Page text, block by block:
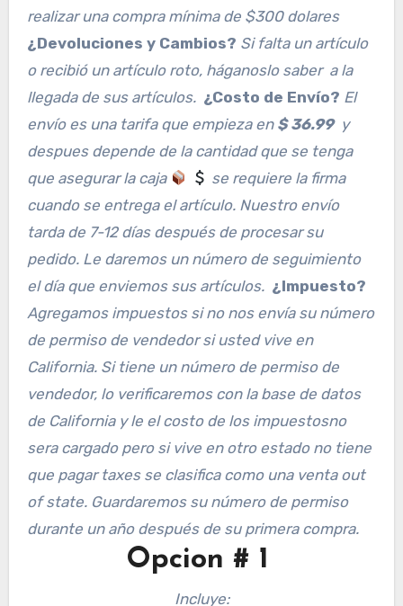
realizar una compra mínima de $300 dolares
¿Devoluciones y Cambios? Si falta un artículo
o recibió un artículo roto, háganoslo saber a la
llegada de sus artículos. ¿Costo de Envío? El
envío es una tarifa que empieza en $ 36.99y
despues depende de la cantidad que se tenga
que asegurar la caja
se requiere la firma
cuando se entrega el artículo. Nuestro envío
tarda de 7-12 días después de procesar su
pedido. Le daremos un número de seguimiento
el día que enviemos sus artículos. ¿Impuesto?
Agregamos impuestos si no nos envía su número
de permiso de vendedor si usted vive en
California. Si tiene un número de permiso de
vendedor, lo verificaremos con la base de datos
de California y le el costo de los impuestosno
sera cargado pero si vive en otro estado no tiene
que pagar taxes se clasifica como una venta out
of state. Guardaremos su número de permiso
durante un año después de su primera compra.
Opcion # 1
Incluye: